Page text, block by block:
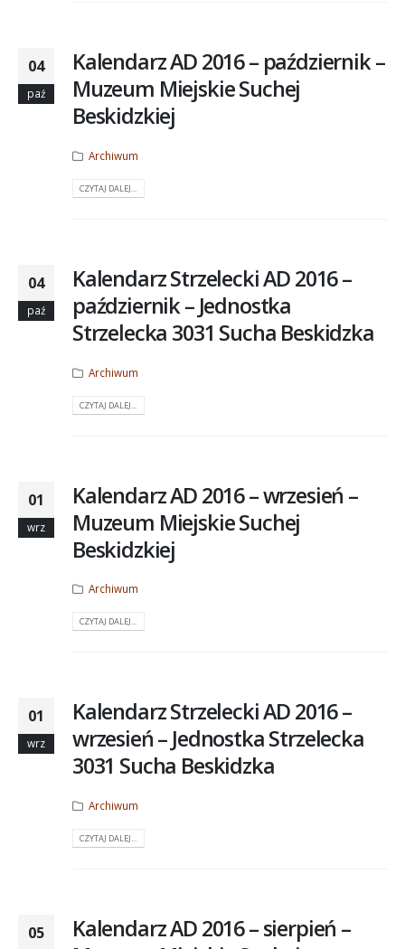
04
paź
Kalendarz AD 2016 – październik –
Muzeum Miejskie Suchej
Beskidzkiej
Archiwum
CZYTAJ DALEJ...
04
paź
Kalendarz Strzelecki AD 2016 –
październik – Jednostka
Strzelecka 3031 Sucha Beskidzka
Archiwum
CZYTAJ DALEJ...
01
wrz
Kalendarz AD 2016 – wrzesień –
Muzeum Miejskie Suchej
Beskidzkiej
Archiwum
CZYTAJ DALEJ...
01
wrz
Kalendarz Strzelecki AD 2016 –
wrzesień – Jednostka Strzelecka
3031 Sucha Beskidzka
Archiwum
CZYTAJ DALEJ...
05
Kalendarz AD 2016 – sierpień –